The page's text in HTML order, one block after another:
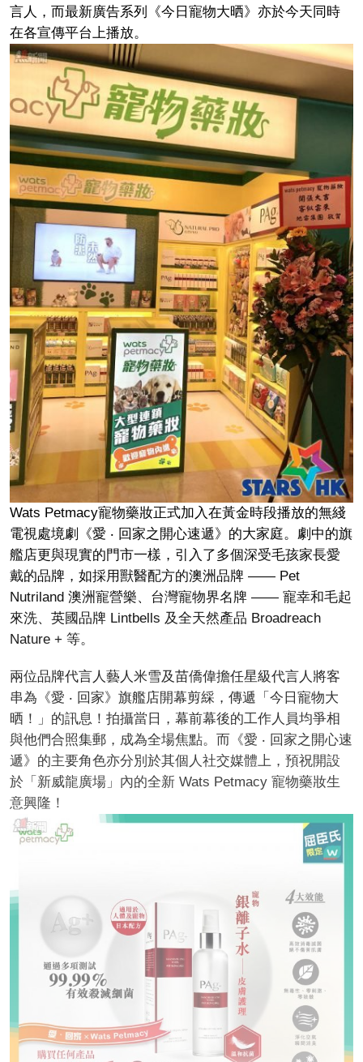
言人，而最新廣告系列《今日寵物大晒》亦於今天同時
在各宣傳平台上播放。
Wats Petmacy寵物藥妝正式加入在黃金時段播放的無綫
電視處境劇《愛 ‧ 回家之開心速遞》的大家庭。劇中的旗
艦店更與現實的門市一樣，引入了多個深受毛孩家長愛
戴的品牌，如採用獸醫配方的澳洲品牌 —— Pet
Nutriland 澳洲寵營樂、台灣寵物界名牌 —— 寵幸和毛起
來洗、英國品牌 Lintbells 及全天然產品 Broadreach
Nature + 等。
兩位品牌代言人藝人米雪及苗僑偉擔任星級代言人將客
串為《愛 ‧ 回家》旗艦店開幕剪綵，傳遞「今日寵物大
晒！」的訊息！拍攝當日，幕前幕後的工作人員均爭相
與他們合照集郵，成為全場焦點。而《愛 ‧ 回家之開心速
遞》的主要角色亦分別於其個人社交媒體上，預祝開設
於「新威龍廣場」內的全新 Wats Petmacy 寵物藥妝生
意興隆！